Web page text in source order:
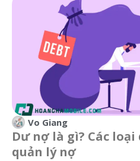
Vo Giang
Dư nợ là gì? Các loại
quản lý nợ